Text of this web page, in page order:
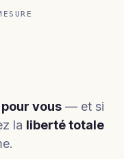
vous — et si
la liberté totale